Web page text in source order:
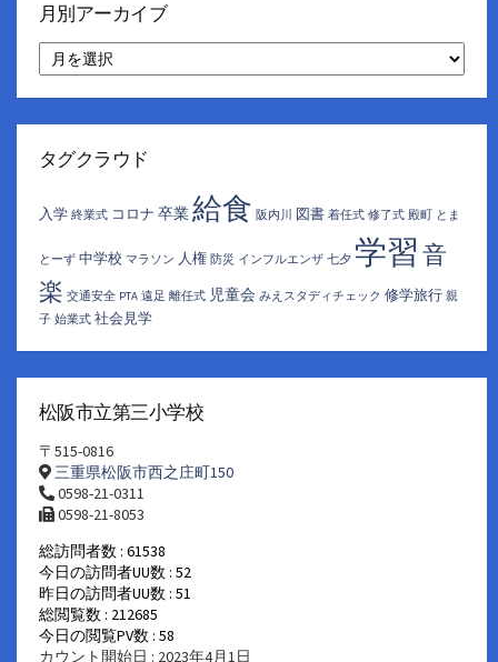
月別アーカイブ
別
ア
イ
タグクラウド
入学 終業式 コロナ 卒業給食 阪内川 図書 着任式 修了式 殿町 とま
とーず 中学校 マラソン 人権 防災 インフルエンザ 七夕 学習 音
楽 交通安全 PTA 遠足 離任式 児童会 みえスタディチェック 修学旅行 親
子 始業式 社会見学
松阪市立第三小学校
〒515-0816
三重県松阪市西之庄町150
0598-21-0311
0598-21-8053
総訪問者数 : 61538
今日の訪問者UU数 : 52
昨日の訪問者UU数 : 51
総閲覧数 : 212685
今日の閲覧PV数 : 58
カウント開始日 : 2023年4月1日